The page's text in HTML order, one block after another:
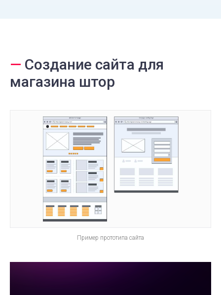
— Создание сайта для
магазина штор
Пример прототипа сайта